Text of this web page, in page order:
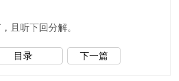
听下回分解。
目录 下一篇